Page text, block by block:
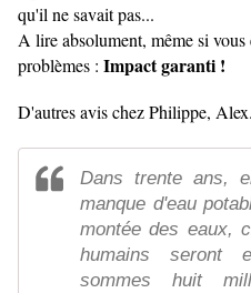
qu'il ne savait pas...
A lire absolument, même si vous
problèmes : Impact garanti !
D'autres avis chezPhilippe,
Dans trente ans,
manque d'eau
montée des eaux,
humains seront
sommes huit